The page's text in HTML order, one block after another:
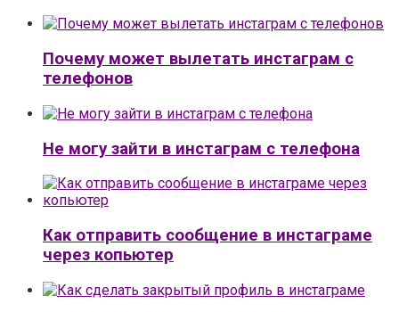
Почему может вылетать инстаграм с
телефонов
Не могу зайти в инстаграм с телефона
Как отправить сообщение в инстаграме
через копьютер